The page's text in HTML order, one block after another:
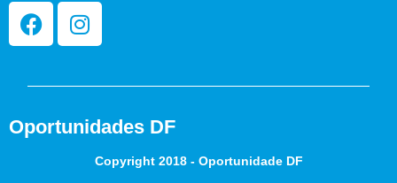
Oportunidades DF
Copyright 2018 - Oportunidade DF